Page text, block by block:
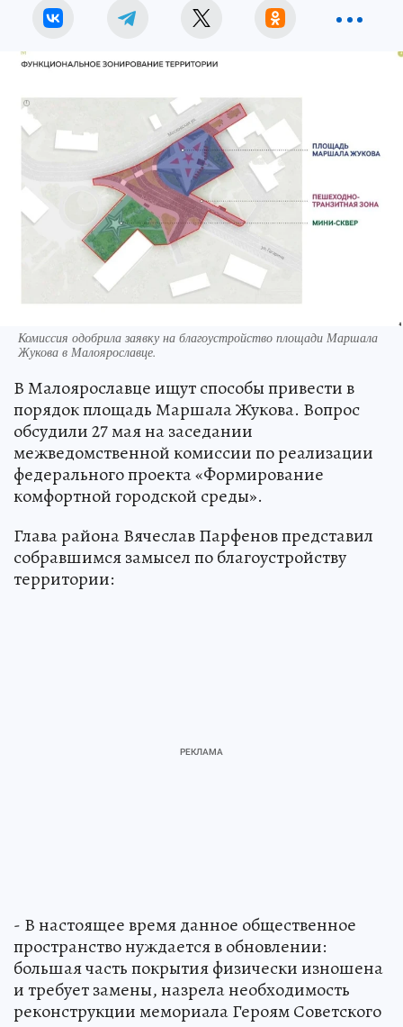
Комиссия одобрила заявку на благоустройство площади Маршала
Жукова в Малоярославце.
В Малоярославце ищут способы привести в
порядок площадь Маршала Жукова. Вопрос
обсудили 27 мая на заседании
межведомственной комиссии по реализации
федерального проекта «Формирование
комфортной городской среды».
Глава района Вячеслав Парфенов представил
собравшимся замысел по благоустройству
территории:
- В настоящее время данное общественное
пространство нуждается в обновлении:
большая часть покрытия физически изношена
и требует замены, назрела необходимость
реконструкции мемориала Героям Советского